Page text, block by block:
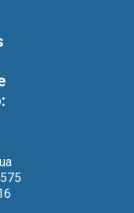
de
contra a
para que serve?
: